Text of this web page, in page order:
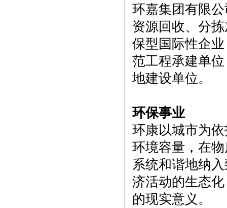
环嘉集团有限
资源回收、分
保型国际性企
范工程承建单
地建设单位。
环保事业
环康以城市为
环境容量，在
系统和谐地纳
济活动的生态
的现实意义。